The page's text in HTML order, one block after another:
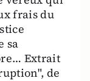
frais du
sa
Extrait
de